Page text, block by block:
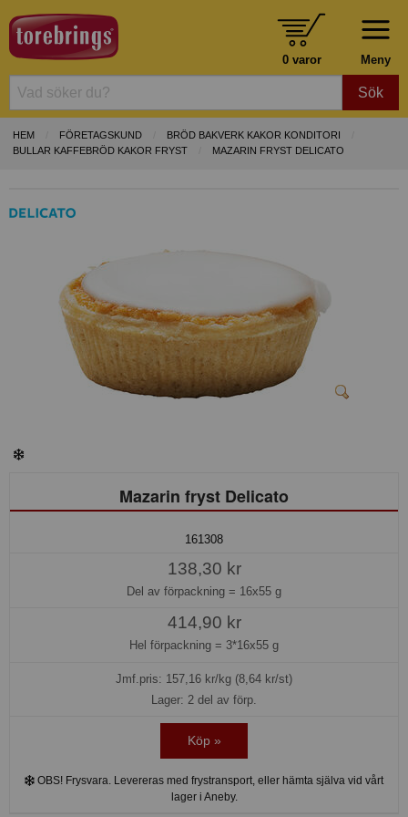
Meny
0 varor
Sök
HEM FÖRETAGSKUND
BRÖD BAKVERK KAKOR KONDITORI
BULLAR KAFFEBRÖD KAKOR FRYST
MAZARIN FRYST DELICATO
Mazarin fryst Delicato
161308
138,30 kr
Del av förpackning = 16x55 g
414,90 kr
Hel förpackning = 3*16x55 g
Jmf.pris: 157,16 kr/kg (8,64 kr/st)
Lager: 2 del av förp.
Köp »
OBS! Frysvara. Levereras med frystransport, eller hämta själva vid vårt
lager i Aneby.